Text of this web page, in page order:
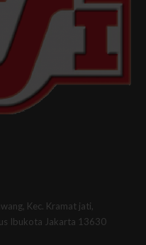
Kec. Kramat jati,
Ibukota Jakarta 13630